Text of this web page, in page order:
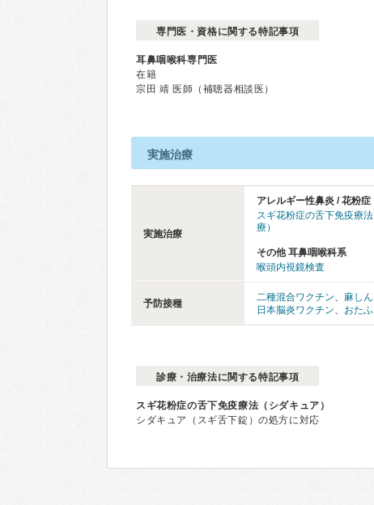
専門医・資格に関する特記事項
耳鼻咽喉科専門医
在籍
宗田 靖 医師（補聴器相談医）
実施治療
実施治療
アレルギー性鼻炎 / 花粉症
スギ花粉症の舌下免疫療法
療）
その他 耳鼻咽喉科系
喉頭内視鏡検査
予防接種
二種混合ワクチン、 麻し
日本脳炎ワクチン、 おた
診療・治療法に関する特記事項
スギ花粉症の舌下免疫療法（シダキュア）
シダキュア（スギ舌下錠）の処方に対応